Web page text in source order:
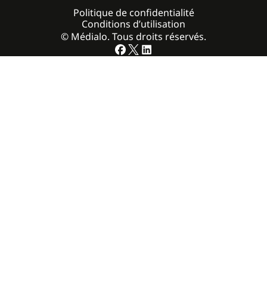
© Médialo. Tous droits réservés.
Politique de confidentialité
Conditions d’utilisation